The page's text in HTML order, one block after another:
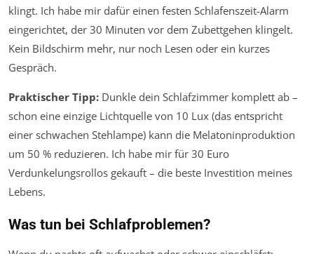
klingt. Ich habe mir dafür einen festen Schlafenszeit-Alarm
eingerichtet, der 30 Minuten vor dem Zubettgehen klingelt.
Kein Bildschirm mehr, nur noch Lesen oder ein kurzes
Gespräch.
Praktischer Tipp: Dunkle dein Schlafzimmer komplett ab –
schon eine einzige Lichtquelle von 10 Lux (das entspricht
einer schwachen Stehlampe) kann die Melatoninproduktion
um 50 % reduzieren. Ich habe mir für 30 Euro
Verdunkelungsrollos gekauft – die beste Investition meines
Lebens.
Was tun bei Schlafproblemen?